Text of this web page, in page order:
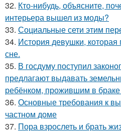
32. Кто-нибудь, объясните,
интерьера вышел из моды?
33. Социальные сети этим
34. История девушки,
сне.
35. В госдуму поступил
предлагают выдавать
ребёнком, прожившим в
36. Основные требования к
частном доме
37. Пора взрослеть и брать